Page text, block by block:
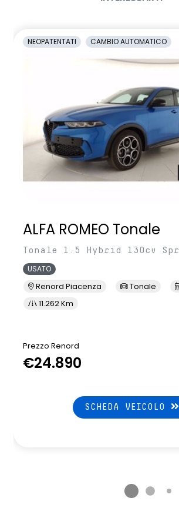
Sistema di controllo della pressione
Volante regolabile in altezza e profondita'
Volante soft feel con comandi per ISA
NEOPATENTATI CAMBIO AUTOMATICO
ALFA ROMEO Tonale
Tonale 1.5 Hybrid 130cv
USATO
Renord Piacenza Tonale
11.262 Km
Prezzo Renord
€24.890
SCHEDA VEICOLO